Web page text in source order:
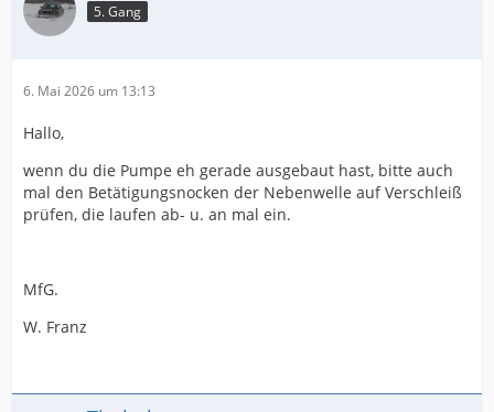
5. Gang
6. Mai 2026 um 13:13
Hallo,
wenn du die Pumpe eh gerade ausgebaut hast, bitte auch
mal den Betätigungsnocken der Nebenwelle auf Verschleiß
prüfen, die laufen ab- u. an mal ein.
MfG.
W. Franz